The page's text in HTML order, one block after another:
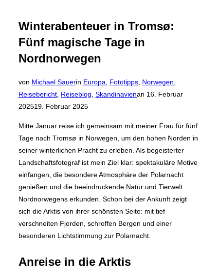
Winterabenteuer in Tromsø:
Fünf magische Tage in
Nordnorwegen
von Michael Sauerin Europa, Fototipps, Norwegen,
Reisebericht, Reiseblog, Skandinavienan Veröffentlicht
16. Februar
202519. Februar 2025
Mitte Januar reise ich gemeinsam mit meiner Frau für fünf
Tage nach Tromsø in Norwegen, um den hohen Norden in
seiner winterlichen Pracht zu erleben. Als begeisterter
Landschaftsfotograf ist mein Ziel klar: spektakuläre Motive
einfangen, die besondere Atmosphäre der Polarnacht
genießen und die beeindruckende Natur und Tierwelt
Nordnorwegens erkunden. Schon bei der Ankunft zeigt
sich die Arktis von ihrer schönsten Seite: mit tief
verschneiten Fjorden, schroffen Bergen und einer
besonderen Lichtstimmung zur Polarnacht.
Anreise in die Arktis